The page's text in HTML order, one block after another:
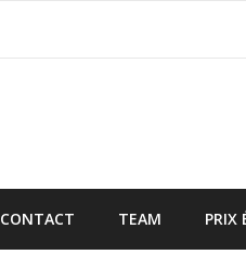
CONTACT TEAM PRIX